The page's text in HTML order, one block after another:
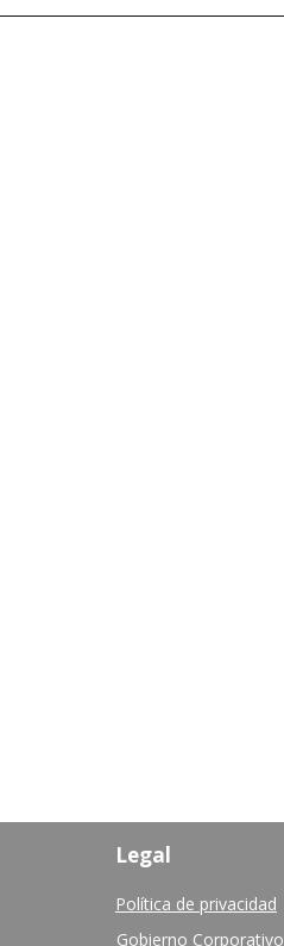
Legal
Política de privacidad
Gobierno Corporativo